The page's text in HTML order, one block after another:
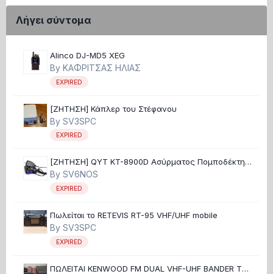
Λήγει σύντομα
Alinco DJ-MD5 XEG
By ΚΑΦΡΙΤΣΑΣ ΗΛΙΑΣ
EXPIRED
[ΖΗΤΗΣΗ] Κάπλερ του Στέφανου
By SV3SPC
EXPIRED
[ΖΗΤΗΣΗ] QYT KT-8900D Ασύρματος Πομποδέκτης
UHF/VHF 25W
By SV6NOS
EXPIRED
Πωλείται το RETEVIS RT-95 VHF/UHF mobile
By SV3SPC
EXPIRED
ΠΩΛΕΙΤΑΙ KENWOOD FM DUAL VHF-UHF BANDER TM-